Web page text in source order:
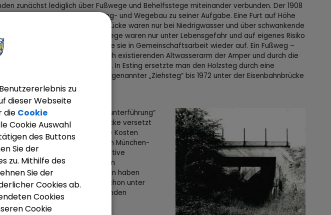
zunächst lediglich über Fußwege und Behelfsstege miteinander verbunden. Der 1908
Neu-Esting“ machte den Steg- und Wegebau zu seiner Aufgabe. Eine Furt auf Höhe
auf Höhe der Fünf-Löcher-Brücke waren nur bei Niedrigwasser und über schwankende
zu passieren. Die Stege waren nur unter Lebensgefahr und auf eigenes Risiko
weggerissen, der Verein baute sie in Gemeinschaftsarbeit wieder auf. Ein Fußweg –
Furt über einen damals noch existierenden Altwasserarm der Amper und durch die
(damals Jägersteig genannt). In Esting ersetzte man den Holzsteg durch eine
Brücke Platz machte und als sogenannter „Ziehsteg“ bis 1972 unter der Eisenbahnbrücke
„Kuhloch“: Eine kleine „Bahnunterführung“
in Richtung Fünf-Löcher-Brücke versetzt
Hochwasserabfluss dient. Die Kosten
In Olching musste die von den München-
über den Kanal (respektive
nähert sich bereits der hölzernen
in dieser Ausführung bestanden haben
hölzerne Brücke, die heute schon unter
und wankt, einem anzunehmenden
zu
dieser Webseite
die Cookie
Cookie Auswahl
des Buttons
Sie der
zu. Mithilfe des
Sie der
Cookies ab.
Cookies
Cookie